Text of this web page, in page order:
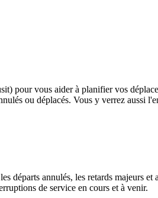
pour vous aider à planifier vos
ou déplacés. Vous y verrez aussi
départs annulés, les retards majeurs et
de service en cours et à venir.